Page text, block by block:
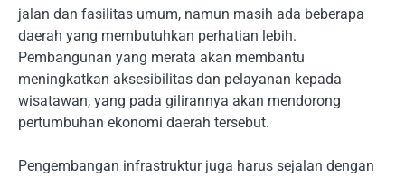
jalan dan fasilitas umum, namun masih ada beberapa
daerah yang membutuhkan perhatian lebih.
Pembangunan yang merata akan membantu
meningkatkan aksesibilitas dan pelayanan kepada
wisatawan, yang pada gilirannya akan mendorong
pertumbuhan ekonomi daerah tersebut.
Pengembangan infrastruktur juga harus sejalan dengan